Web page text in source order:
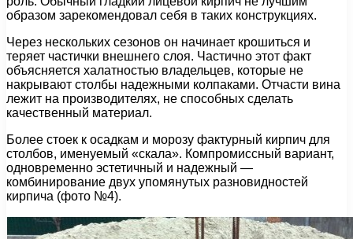
образом зарекомендовал себя в таких конструкциях.
Через нескольких сезонов он начинает крошиться и
теряет частички внешнего слоя. Частично этот факт
объясняется халатностью владельцев, которые не
накрывают столбы надежными колпаками. Отчасти вина
лежит на производителях, не способных сделать
качественный материал.
Более стоек к осадкам и морозу фактурный кирпич для
столбов, именуемый «скала». Компромиссный вариант,
одновременно эстетичный и надежный —
комбинирование двух упомянутых разновидностей
кирпича (фото №4).